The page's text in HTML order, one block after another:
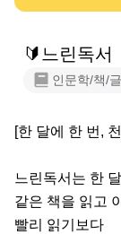
🔰느린독서
인문학/책/글
[한 달에 한 번,
느린독서는 한
같은 책을 읽고
빨리 읽기보다